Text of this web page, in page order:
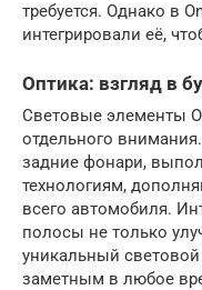
требуется. Однако в
интегрировали её,
Оптика: взгляд в
Световые элементы
отдельного
задние фонари,
технологиям,
всего автомобиля.
полосы не только
уникальный
заметным в любое